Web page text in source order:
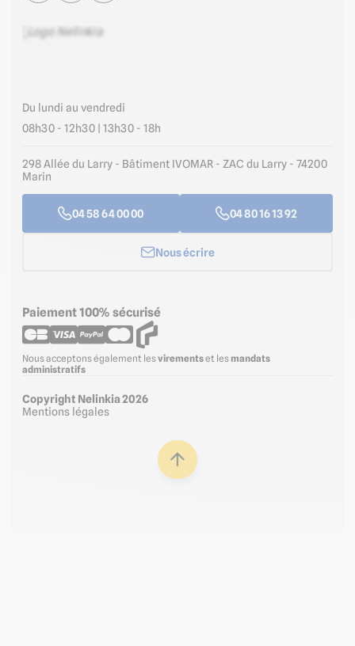
Du lundi au vendredi
08h30 - 12h30 | 13h30 - 18h
298 Allée du Larry - Bâtiment IVOMAR - ZAC du Larry - 74200
Marin
04 58 64 00 00 04 80 16 13 92
Nous écrire
Paiement 100% sécurisé
Nous acceptons également lesvirementset les mandats
administratifs
Copyright Nelinkia 2026
Mentions légales